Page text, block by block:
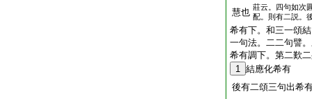
慧也 莊云。四句如次
配。則有二説。
希有下。和三一頌
一句法。二二句譬
希有調下。第二歎
1 結應化希有
後有二頌三句出希